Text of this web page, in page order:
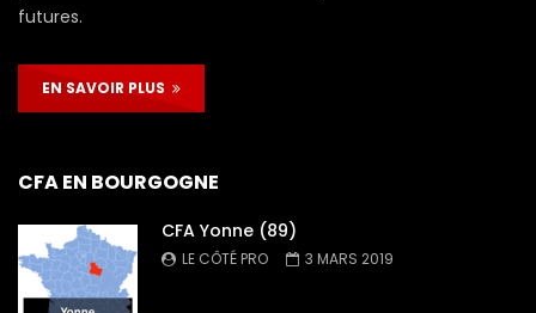
futures.
EN SAVOIR PLUS
CFA EN BOURGOGNE
CFA Yonne (89)
LE CÔTÉ PRO 3 MARS 2019